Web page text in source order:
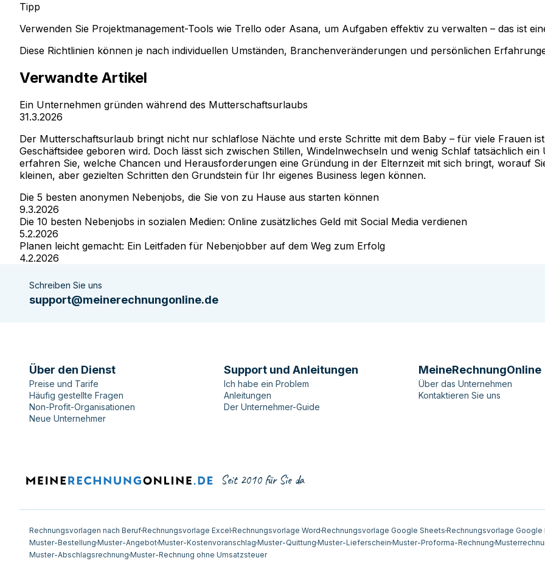
Tipp
Verwenden Sie Projektmanagement-Tools wie Trello oder Asana, um Aufgaben effektiv zu verwalten – das ist
Diese Richtlinien können je nach individuellen Umständen, Branchenveränderungen und persönlichen
Verwandte Artikel
Ein Unternehmen gründen während des Mutterschaftsurlaubs
31.3.2026
Der Mutterschaftsurlaub bringt nicht nur schlaflose Nächte und erste Schritte mit dem Baby – für viele Frauen
Geschäftsidee geboren wird. Doch lässt sich zwischen Stillen, Windelnwechseln und wenig Schlaf tatsächlich
erfahren Sie, welche Chancen und Herausforderungen eine Gründung in der Elternzeit mit sich bringt, worauf
kleinen, aber gezielten Schritten den Grundstein für Ihr eigenes Business legen können.
Die 5 besten anonymen Nebenjobs, die Sie von zu Hause aus starten können
9.3.2026
Die 10 besten Nebenjobs in sozialen Medien: Online zusätzliches Geld mit Social Media verdienen
5.2.2026
Planen leicht gemacht: Ein Leitfaden für Nebenjobber auf dem Weg zum Erfolg
4.2.2026
Schreiben Sie uns
support@meinerechnungonline.de
Über den Dienst
Preise und Tarife
Häufig gestellte Fragen
Non-Profit-Organisationen
Neue Unternehmer
Support und Anleitungen
Ich habe ein Problem
Anleitungen
Der Unternehmer-Guide
MeineRechnungOnline
Über das Unternehmen
Kontaktieren Sie uns
Seit 2010 für Sie da
Rechnungsvorlagen nach BerufRechnungsvorlage Excel Rechnungsvorlage Word Rechnungsvorlage Google Sheets Rechnungsvorlage Google
Muster-Bestellung Muster-AngebotMuster-Kostenvoranschlag Muster-Quittung Muster-Lieferschein Muster-Proforma-Rechnung
Muster-Abschlagsrechnung Muster-Rechnung ohne Umsatzsteuer